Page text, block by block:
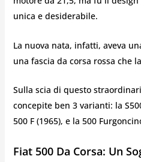
unica e desiderabile.
La nuova nata, infatti, aveva
una fascia da corsa rossa che
Sulla scia di questo
concepite ben 3 varianti: la
500 F (1965), e la 500
Fiat 500 Da Corsa: Un